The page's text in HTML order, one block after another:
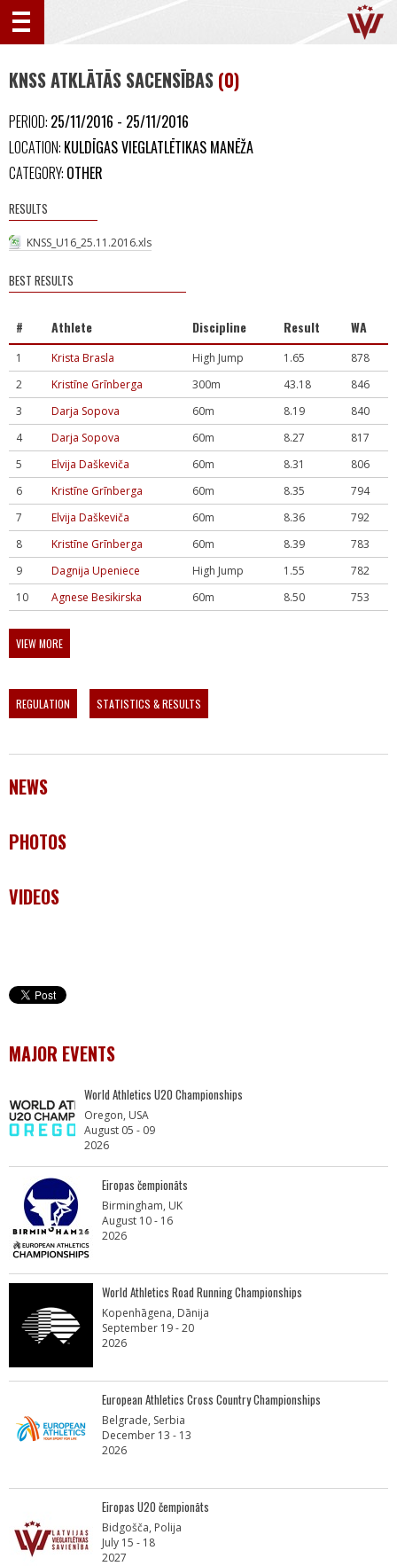
KNSS ATKLĀTĀS SACENSĪBAS (0)
PERIOD: 25/11/2016 - 25/11/2016
LOCATION: KULDĪGAS VIEGLATLĒTIKAS MANĒŽA
CATEGORY: OTHER
RESULTS
KNSS_U16_25.11.2016.xls
BEST RESULTS
# Athlete Discipline Result WA
1 Krista Brasla High Jump 1.65
878
2
Kristīne Grīnberga 300m 43.18
846
3
Darja Sopova 60m 8.19
840
4
Darja Sopova 60m 8.27
817
5
Elvija Daškeviča 60m 8.31
806
6
Kristīne Grīnberga 60m 8.35
794
7
Elvija Daškeviča 60m 8.36
792
8
Kristīne Grīnberga 60m 8.39
783
9
Dagnija Upeniece High Jump 1.55
782
10
Agnese Besikirska 60m 8.50 753
VIEW MORE
REGULATION STATISTICS & RESULTS
NEWS
PHOTOS
VIDEOS
MAJOR EVENTS
World Athletics U20 Championships
Oregon, USA
August 05 - 09
2026
Eiropas čempionāts
Birmingham, UK
August 10 - 16
2026
World Athletics Road Running Championships
Kopenhāgena, Dānija
September 19 - 20
2026
European Athletics Cross Country Championships
Belgrade, Serbia
December 13 - 13
2026
Eiropas U20 čempionāts
Bidgošča, Polija
July 15 - 18
2027